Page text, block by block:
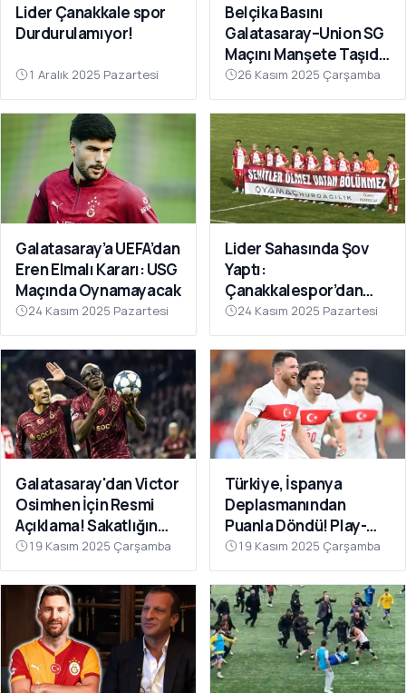
Lider Çanakkale spor
Durdurulamıyor!
1 Aralık 2025 Pazartesi
Belçika Basını
Galatasaray–Union SG
Maçını Manşete Taşıdı:
“50 Bin Türk’ü
Susturdular”
26 Kasım 2025 Çarşamba
Galatasaray’a UEFA’dan
Eren Elmalı Kararı: USG
Maçında Oynamayacak
24 Kasım 2025 Pazartesi
Lider Sahasında Şov
Yaptı:
Çanakkalespor’dan
Farklı Galibiyet
24 Kasım 2025 Pazartesi
Galatasaray'dan Victor
Osimhen İçin Resmi
Açıklama! Sakatlığın
Son Durumu Belli Oldu
19 Kasım 2025 Çarşamba
Türkiye, İspanya
Deplasmanından
Puanla Döndü! Play-
Off Öncesi Moral: 2-2
19 Kasım 2025 Çarşamba